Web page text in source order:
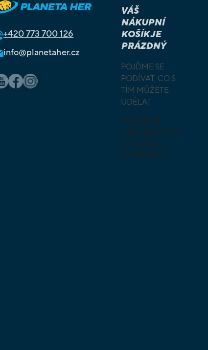
+420773 700 126
info@planetaher.cz
VÁŠ
NÁKUPNÍ
KOŠÍK JE
PRÁZDNÝ
POJĎME SE
PODÍVAT, CO S
TÍM MŮŽETE
UDĚLAT
MŮŽETE
PROZKOUM
AT NAŠI
NABÍDKU